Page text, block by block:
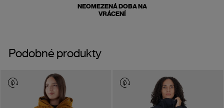
NEOMEZENÁ DOBA NA
VRÁCENÍ
Podobné produkty